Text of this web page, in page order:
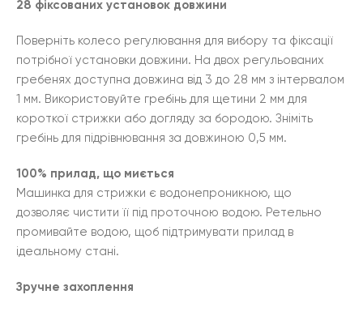
28 фіксованих установок довжини
Поверніть колесо регулювання для вибору та фіксації
потрібної установки довжини. На двох регульованих
гребенях доступна довжина від 3 до 28 мм з інтервалом
1 мм. Використовуйте гребінь для щетини 2 мм для
короткої стрижки або догляду за бородою. Зніміть
гребінь для підрівнювання за довжиною 0,5 мм.
100% прилад, що миється
Машинка для стрижки є водонепроникною, що
дозволяє чистити її під проточною водою. Ретельно
промивайте водою, щоб підтримувати прилад в
ідеальному стані.
Зручне захоплення